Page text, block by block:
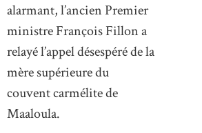
alarmant, l’ancien Premier
ministre François Fillon a
relayé l’appel désespéré de la
mère supérieure du
couvent carmélite de
Maaloula.